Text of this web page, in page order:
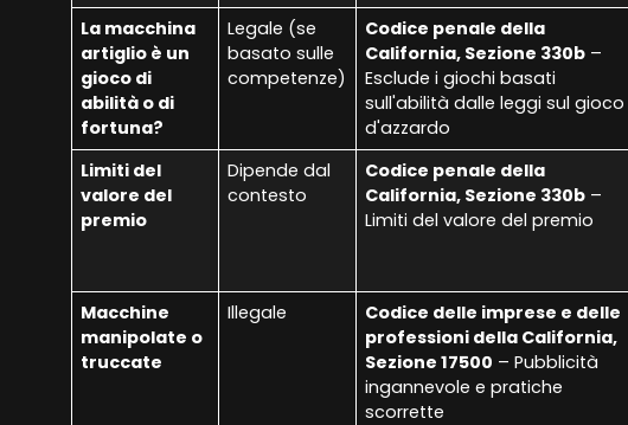
La macchina
artiglio è un
gioco di
abilità o di
fortuna?
Legale (se
basato sulle
competenze)
Codice penale della
California, Sezione 330b –
Esclude i giochi basati
sull'abilità dalle leggi sul gioco
d'azzardo
Limiti del
valore del
premio
Dipende dal
contesto
Codice penale della
California, Sezione 330b –
Limiti del valore del premio
Macchine
manipolate o
truccate
Illegale
Codice delle imprese e delle
professioni della California,
Sezione 17500 – Pubblicità
ingannevole e pratiche
scorrette